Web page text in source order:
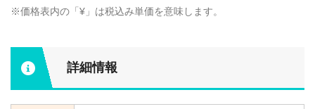
※価格表内の「¥」は税込み単価を意味します。
詳細情報